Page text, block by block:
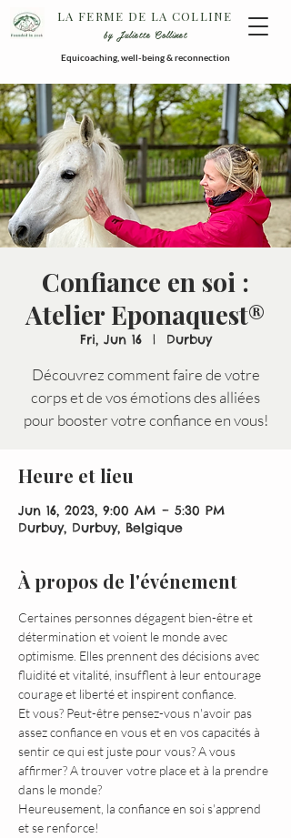
LA FERME DE LA COLLINE
by Juliette Collinet
Equicoaching, well-being & reconnection
Confiance en soi :
Atelier Eponaquest®
Fri, Jun 16
  |
Durbuy
Découvrez comment faire de votre
corps et de vos émotions des alliées
Heure et lieu
Jun 16, 2023, 9:00 AM – 5:30 PM
Durbuy, Durbuy, Belgique
À propos de l'événement
Certaines personnes dégagent bien-être et
détermination et voient le monde avec
optimisme. Elles prennent des décisions avec
fluidité et vitalité, insufflent à leur entourage
courage et liberté et inspirent confiance.
Et vous? Peut-être pensez-vous n'avoir pas
assez confiance en vous et en vos capacités à
sentir ce qui est juste pour vous? A vous
affirmer? A trouver votre place et à la prendre
dans le monde?
Heureusement, la confiance en soi s'apprend
et se renforce!